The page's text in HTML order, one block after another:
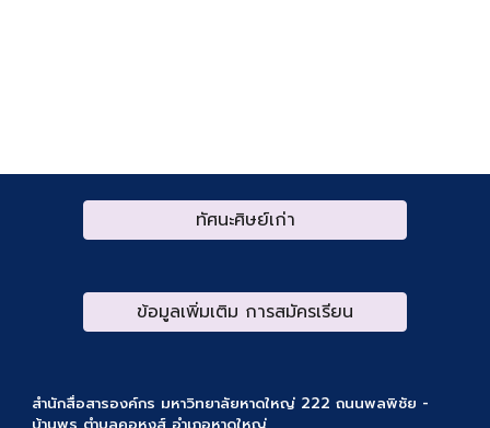
ทัศนะศิษย์เก่า
ข้อมูลเพิ่มเติม การสมัครเรียน
สำนักสื่อสารองค์กร มหาวิทยาลัยหาดใหญ่ 222 ถนนพลพิชัย -